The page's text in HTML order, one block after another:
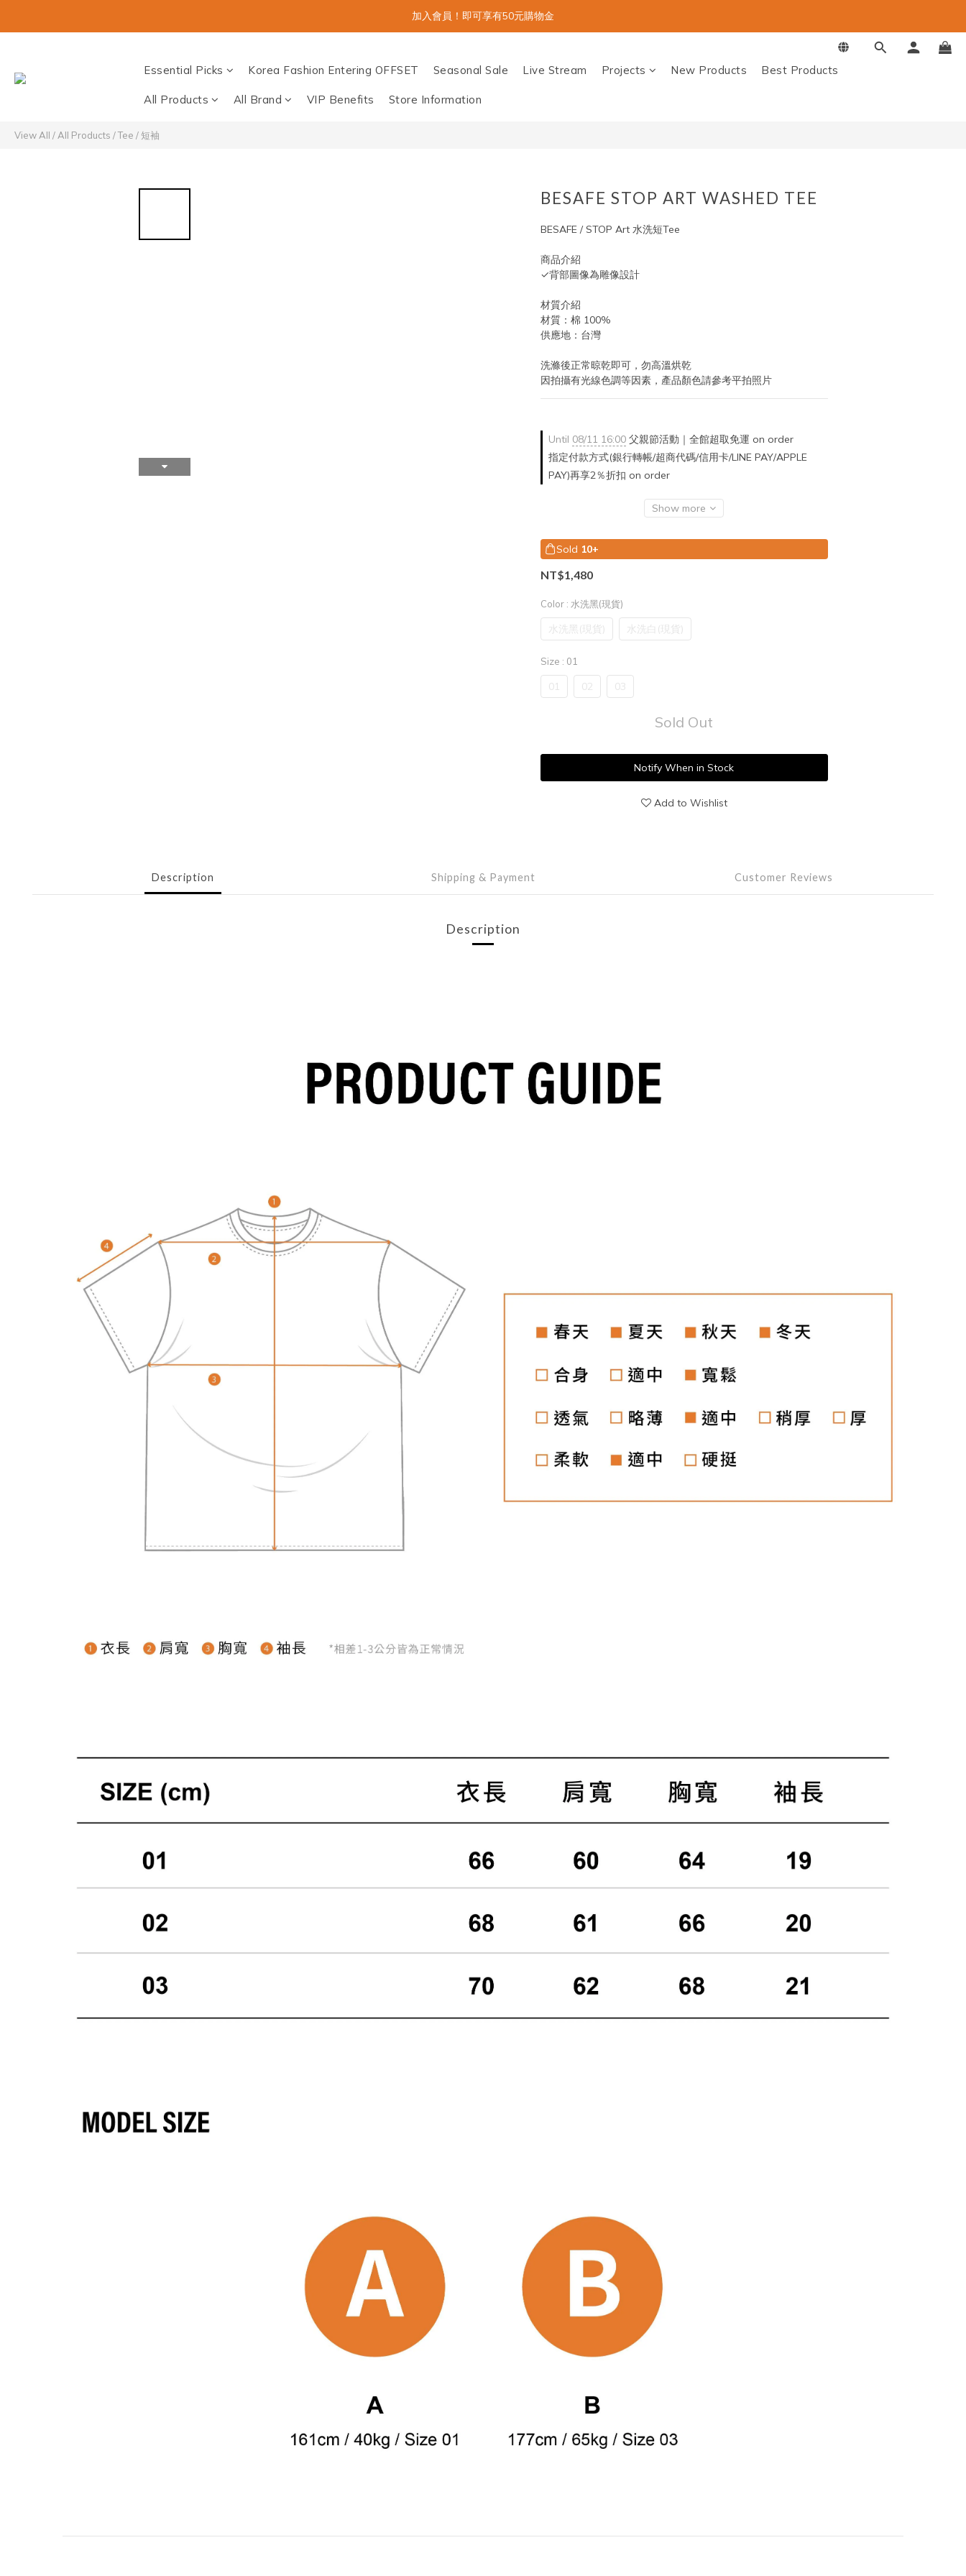
加入會員！即可享有50元購物金
Essential Picks Korea Fashion Entering OFFSET Seasonal Sale Live Stream Projects New Products Best Products
All Products All Brand VIP Benefits Store Information
View All / All Products /Tee / 短袖
BESAFE STOP ART WASHED TEE
BESAFE / STOP Art 水洗短Tee
商品介紹
✓背部圖像為雕像設計
材質介紹
材質：棉 100%
供應地：台灣
洗滌後正常晾乾即可，勿高溫烘乾
因拍攝有光線色調等因素，產品顏色請參考平拍照片
Until 08/11 16:00父親節活動｜全館超取免運 on order
指定付款方式(銀行轉帳/超商代碼/信用卡/LINE PAY/APPLE
PAY)再享2％折扣 on order
Show more
Sold 10+
NT$1,480
Color : 水洗黑(現貨)
水洗黑(現貨) 水洗白(現貨)
Size : 01
01 02 03
Sold Out
Notify When in Stock
Add to Wishlist
Description Shipping & Payment Customer Reviews
Description